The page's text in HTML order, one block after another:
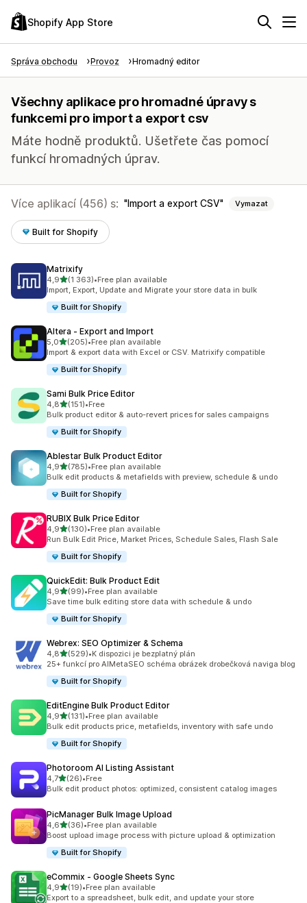
Shopify App Store
Správa obchodu Provoz Hromadný editor
Všechny aplikace pro hromadné úpravy s
funkcemi pro import a export csv
Máte hodně produktů. Ušetřete čas pomocí
funkcí hromadných úprav.
Více aplikací (456) s: Import a export CSV Vymazat
Built for Shopify
Matrixify
4,9z 5 hvězd
(1 363)
Celkový počet recenzí: 1363
•Free plan available
Import, Export, Update and Migrate your store data in bulk
Built for Shopify
Altera ‑ Export and Import
5,0z 5 hvězd
(205)
Celkový počet recenzí: 205
•Free plan available
Import & export data with Excel or CSV. Matrixify compatible
Built for Shopify
Sami Bulk Price Editor
4,8z 5 hvězd
(151)
Celkový počet recenzí: 151
•Free
Bulk product editor & auto-revert prices for sales campaigns
Built for Shopify
Ablestar Bulk Product Editor
4,9z 5 hvězd
(785)
Celkový počet recenzí: 785
•Free plan available
Bulk edit products & metafields with preview, schedule & undo
Built for Shopify
RUBIX Bulk Price Editor
4,9z 5 hvězd
(130)
Celkový počet recenzí: 130
•Free plan available
Run Bulk Edit Price, Market Prices, Schedule Sales, Flash Sale
Built for Shopify
QuickEdit: Bulk Product Edit
4,9z 5 hvězd
(99)
Celkový počet recenzí: 99
•Free plan available
Save time bulk editing store data with schedule & undo
Built for Shopify
Webrex: SEO Optimizer & Schema
4,8z 5 hvězd
(529)
Celkový počet recenzí: 529
•K dispozici je bezplatný plán
25+ funkcí pro AIMetaSEO schéma obrázek drobečková naviga blog
Built for Shopify
EditEngine Bulk Product Editor
4,9z 5 hvězd
(131)
Celkový počet recenzí: 131
•Free plan available
Bulk edit products price, metafields, inventory with safe undo
Built for Shopify
Photoroom AI Listing Assistant
4,7z 5 hvězd
(26)
Celkový počet recenzí: 26
•Free
Bulk edit product photos: optimized, consistent catalog images
PicManager Bulk Image Upload
4,6z 5 hvězd
(36)
Celkový počet recenzí: 36
•Free plan available
Boost upload image process with picture upload & optimization
Built for Shopify
eCommix ‑ Google Sheets Sync
4,9z 5 hvězd
(19)
Celkový počet recenzí: 19
•Free plan available
Export to a spreadsheet, bulk edit, and update your store